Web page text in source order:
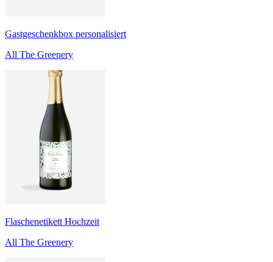
Gastgeschenkbox personalisiert
All The Greenery
Flaschenetikett Hochzeit
All The Greenery